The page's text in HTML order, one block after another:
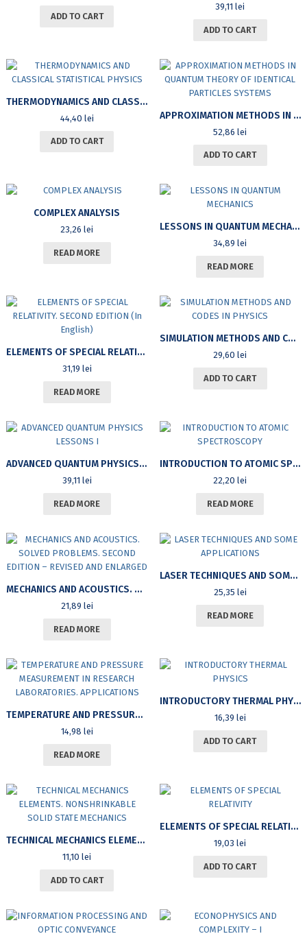
ADD TO CART
39,11lei
ADD TO CART
THERMODYNAMICS AND CLASSICAL STATISTICAL PHYSICS
44,40 lei
ADD TO CART
APPROXIMATION METHODS IN QUANTUM THEORY OF IDENTICAL PARTICLES SYSTEMS
52,86lei
ADD TO CART
COMPLEX ANALYSIS
23,26lei
READ MORE
LESSONS IN QUANTUM MECHANICS
34,89lei
READ MORE
ELEMENTS OF SPECIAL RELATIVITY. SECOND EDITION (IN ENGLISH)
31,19 lei
READ MORE
SIMULATION METHODS AND CODES IN PHYSICS
29,60lei
ADD TO CART
ADVANCED QUANTUM PHYSICS LESSONS I
39,11 lei
READ MORE
INTRODUCTION TO ATOMIC SPECTROSCOPY
22,20lei
READ MORE
MECHANICS AND ACOUSTICS. SOLVED PROBLEMS. SECOND EDITION – REVISED AND ENLARGED
21,89 lei
READ MORE
LASER TECHNIQUES AND SOME APPLICATIONS
25,35 lei
READ MORE
TEMPERATURE AND PRESSURE MEASUREMENT IN RESEARCH LABORATORIES. APPLICATIONS
14,98 lei
READ MORE
INTRODUCTORY THERMAL PHYSICS
16,39 lei
ADD TO CART
TECHNICAL MECHANICS ELEMENTS. NONSHRINKABLE SOLID STATE MECHANICS
11,10lei
ADD TO CART
ELEMENTS OF SPECIAL RELATIVITY
19,03lei
ADD TO CART